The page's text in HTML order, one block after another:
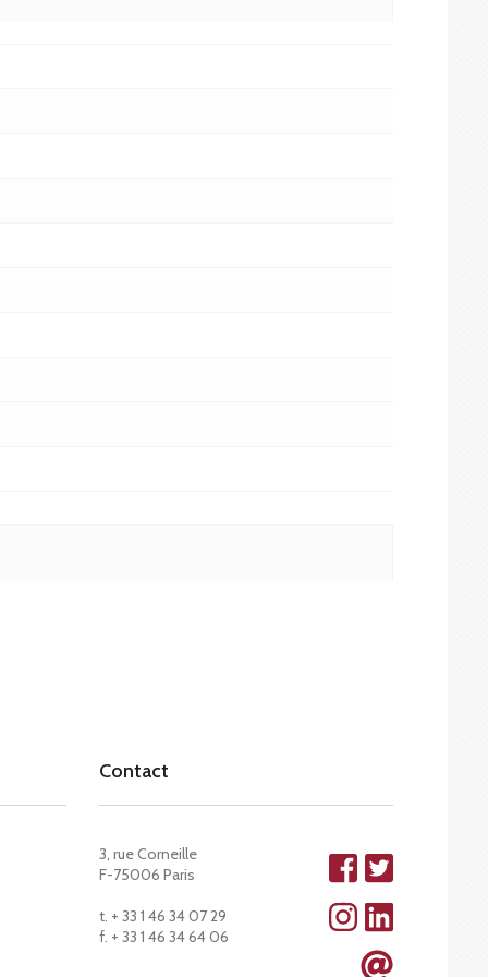
Contact
3, rue Corneille
F-75006 Paris
t. + 33 1 46 34 07 29
f. + 33 1 46 34 64 06